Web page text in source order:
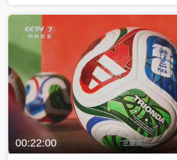
00:22:00